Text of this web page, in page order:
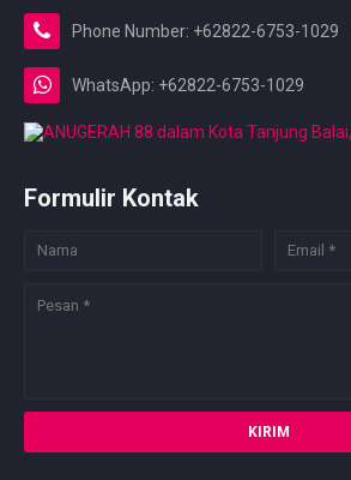
Phone Number: +62822-6753-1029
WhatsApp: +62822-6753-1029
Formulir Kontak